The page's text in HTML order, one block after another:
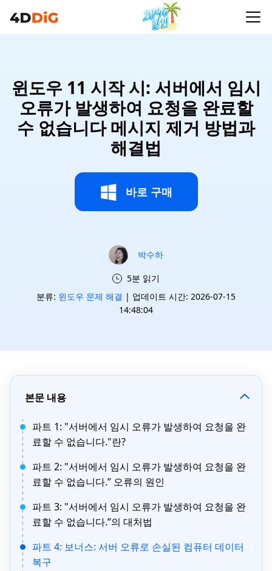
윈도우 11 시작 시: 서버에서 임시
오류가 발생하여 요청을 완료할
수 없습니다 메시지 제거 방법과
해결법
바로 구매
박수하
5분 읽기
분류: 윈도우 문제 해결 | 업데이트 시간: 2026-07-15
14:48:04
본문 내용
파트 1: "서버에서 임시 오류가 발생하여 요청을 완
료할 수 없습니다."란?
파트 2: "서버에서 임시 오류가 발생하여 요청을 완
료할 수 없습니다.” 오류의 원인
파트 3: "서버에서 임시 오류가 발생하여 요청을 완
료할 수 없습니다.”의 대처법
파트 4: 보너스: 서버 오류로 손실된 컴퓨터 데이터
복구